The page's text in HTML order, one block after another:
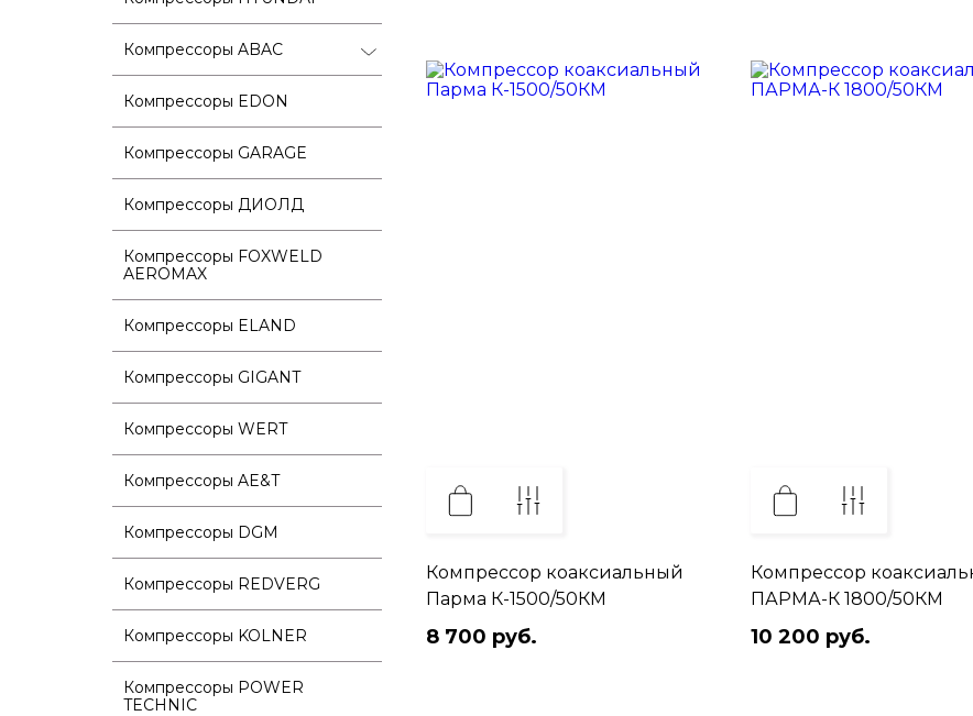
Компрессоры ABAC
Компрессоры EDON
Компрессоры GARAGE
Компрессоры ДИОЛД
Компрессоры FOXWELD
AEROMAX
Компрессоры ELAND
Компрессоры GIGANT
Компрессоры WERT
Компрессоры AE&T
Компрессоры DGM
Компрессоры REDVERG
Компрессоры KOLNER
Компрессоры POWER
TECHNIC
Компрессор коаксиальный
Парма К-1500/50КМ
8 700 руб.
Компрессор
ПАРМА-К 1800/50КМ
10 200 руб.